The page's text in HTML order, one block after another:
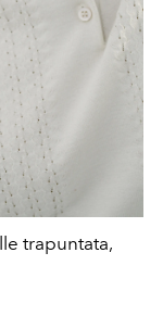
trapuntata,